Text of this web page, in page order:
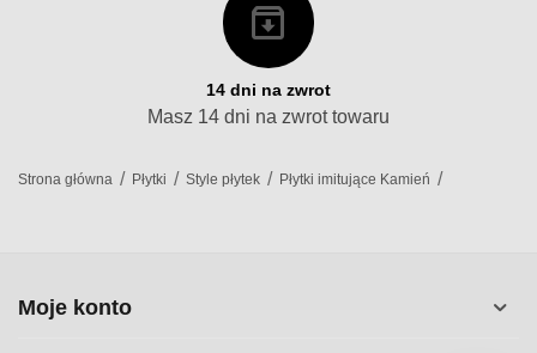
14 dni na zwrot
Masz 14 dni na zwrot towaru
Strona główna / Płytki / Style płytek / Płytki imitujące Kamień /
Moje konto